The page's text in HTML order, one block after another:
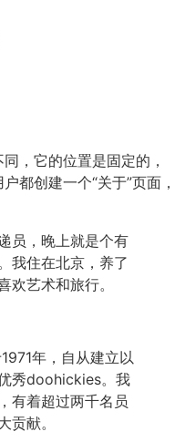
，它的位置是固定的，
都创建一个“关于”页面，
员，晚上就是个有
我住在北京，养了
欢艺术和旅行。
年，自从建立以
秀doohickies。我
有着超过两千名员
贡献。